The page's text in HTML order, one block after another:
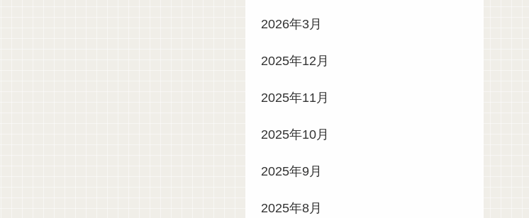
2026年3月
2025年12月
2025年11月
2025年10月
2025年9月
2025年8月